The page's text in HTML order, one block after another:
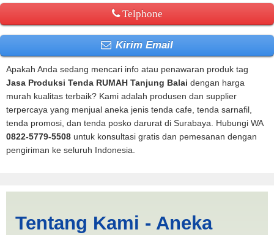
Telphone
Kirim Email
Apakah Anda sedang mencari info atau penawaran produk tag
Jasa Produksi Tenda RUMAH Tanjung Balai dengan harga
murah kualitas terbaik? Kami adalah produsen dan supplier
terpercaya yang menjual aneka jenis tenda cafe, tenda sarnafil,
tenda promosi, dan tenda posko darurat di Surabaya. Hubungi WA
0822-5779-5508 untuk konsultasi gratis dan pemesanan dengan
pengiriman ke seluruh Indonesia.
RUMAH Tanjung Balai |
Tentang Kami - Aneka